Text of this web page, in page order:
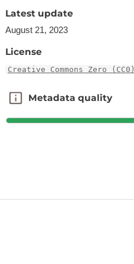
Latest update
August 21, 2023
License
Creative Commons Zero (CC0)
Metadata quality
Metadata quality